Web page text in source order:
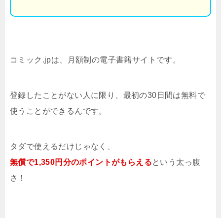
コミック.jpは、月額制の電子書籍サイトです。
登録したことがない人に限り、最初の30日間は無料で
使うことができるんです。
タダで使えるだけじゃなく、
無償で1,350円分のポイントがもらえるという太っ腹
さ！